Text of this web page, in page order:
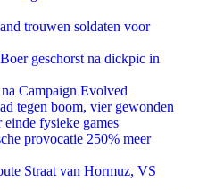
trouwen soldaten voor
geschorst na dickpic in
Campaign Evolved
tegen boom, vier gewonden
fysieke games
provocatie 250% meer
Straat van Hormuz, VS